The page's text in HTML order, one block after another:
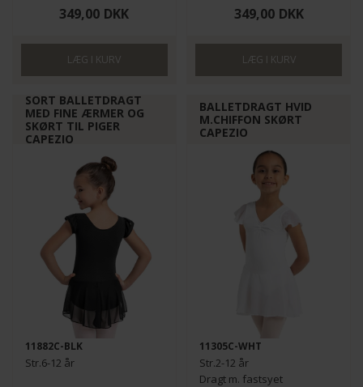
349,00 DKK 349,00 DKK
SORT BALLETDRAGT
MED FINE ÆRMER OG
SKØRT TIL PIGER
CAPEZIO
11882C-BLK
Str.6-12 år
BALLETDRAGT HVID
M.CHIFFON SKØRT
CAPEZIO
11305C-WHT
Str.2-12 år
Dragt m. fastsyet